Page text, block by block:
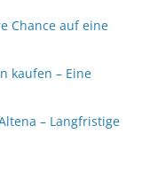
Chance auf eine
kaufen – Eine
– Langfristige